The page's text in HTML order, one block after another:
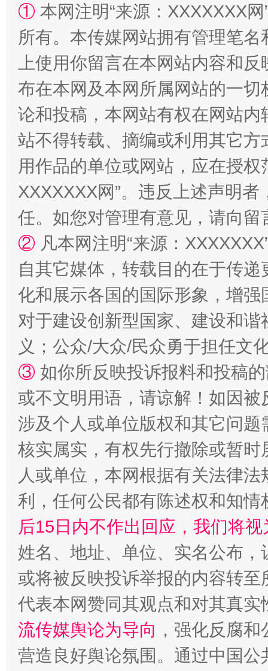
站台名比不上好声名
漫山遍野的桃花与雪山、麦地、白藏房 除
网上购药对药下症？
① 本网注明“来源：XXXXXXX
所有。本传媒网站拥有管理笔
上使用你留言在本网站内容和
布在本网及本网所属网站的一
论和投稿，本网站有权在网站
站不得转载、摘编或利用其它
用作品的单位或网站，应在授
XXXXXXX网”。违反上述声明
任。如您对管理有意见，请向
② 凡本网注明“来源：
自其它媒体，转载目的在于传
化和展示各国的国际形象，增
对于建设创新型国家、建设和
义；公众/大众/民众勇于担任文
③ 如你所反映投诉报料和投稿
或不文明用语，请谅解！如因
涉及个人或单位版权和其它问题
核实属实，有权先行撤除或暂
人或单位，本网根据有关法律
利，任何公民都有陈述权和知情
后15日内不作出回应，我们将
姓名、地址、单位、实名公布
或将被反映投诉举报的内容转
代表本网赞同其观点和对其真实
流传媒舆论为导向 ，强化反腐
营造良好舆论氛围。通过中国